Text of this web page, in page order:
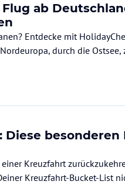
ab
Entdecke mit
und vielfältigen
Kreuzfahrt
Kreuzfahrt-Bucket-List